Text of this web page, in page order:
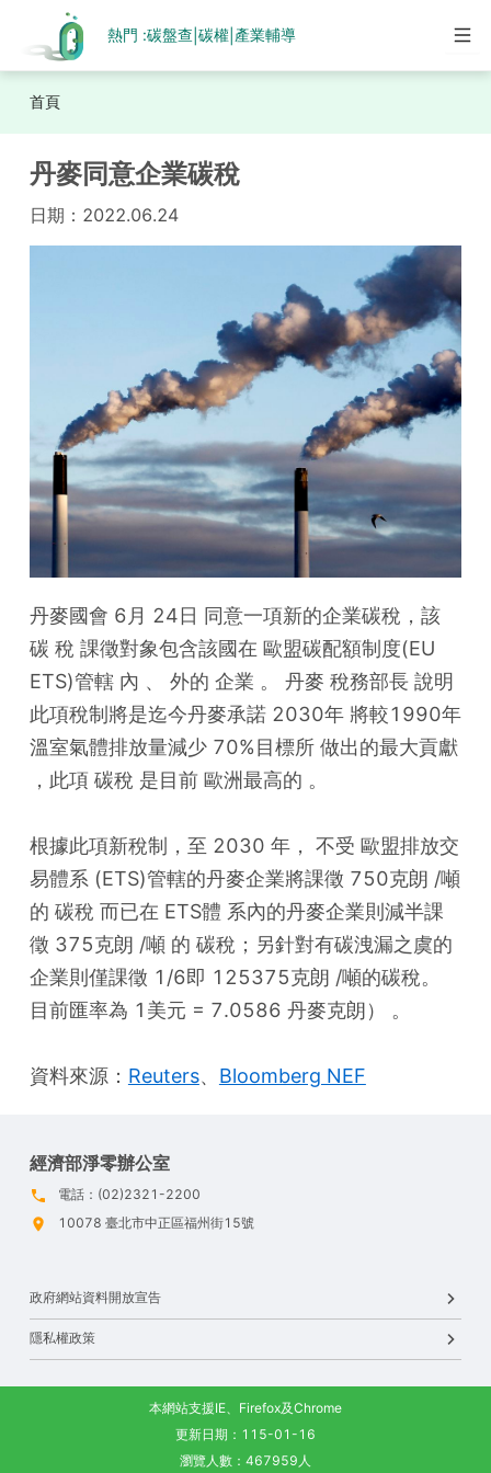
熱門 :碳盤查 碳權| 產業輔導
首頁
丹麥同意企業碳稅
日期： 2022.06.24
丹麥國會 6月 24日 同意一項新的企業碳稅，該
碳 稅 課徵對象包含該國在 歐盟碳配額制度(EU
ETS)管轄 內 、 外的 企業 。 丹麥 稅務部長 說明
此項稅制將是迄今丹麥承諾 2030年 將較1990年
溫室氣體排放量減少 70%目標所 做出的最大貢獻
，此項 碳稅 是目前 歐洲最高的 。
根據此項新稅制，至 2030 年， 不受 歐盟排放交
易體系 (ETS)管轄的丹麥企業將課徵 750克朗 /噸
的 碳稅 而已在 ETS體 系內的丹麥企業則減半課
徵 375克朗 /噸 的 碳稅；另針對有碳洩漏之虞的
企業則僅課徵 1/6即 125375克朗 /噸的碳稅。
目前匯率為 1美元 = 7.0586 丹麥克朗） 。
資料來源： Reuters、 Bloomberg NEF
經濟部淨零辦公室
電話：(02)2321-2200
10078 臺北市中正區福州街15號
政府網站資料開放宣告
隱私權政策
本網站支援IE、Firefox及Chrome
更新日期：115-01-16
瀏覽人數：467959人